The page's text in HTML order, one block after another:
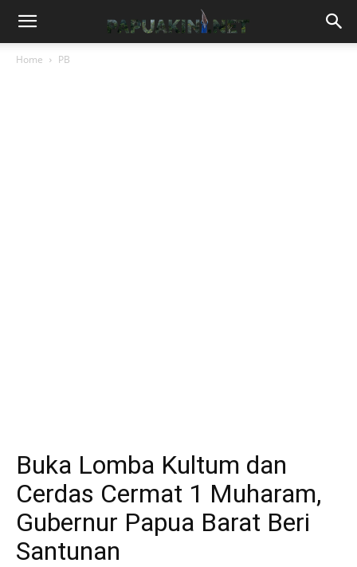
Home PB
Buka Lomba Kultum dan
Cerdas Cermat 1 Muharam,
Gubernur Papua Barat Beri
Santunan